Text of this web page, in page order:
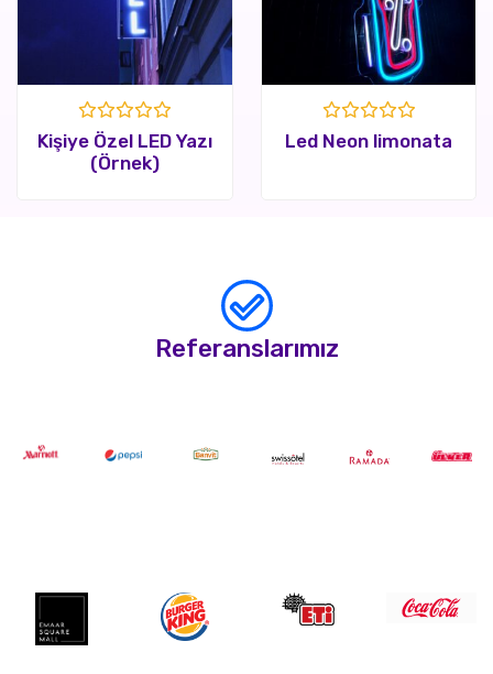
Rated
0
out
Kişiye Özel LED Yazı
(Örnek)
Rated
0
Led Neon limonata
Referanslarımız